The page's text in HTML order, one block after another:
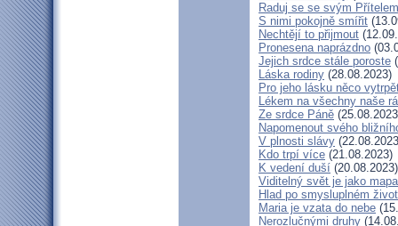
Raduj se se svým Přítelem
S nimi pokojně smířit
Nechtějí to přijmout
Pronesena naprázdno
Jejich srdce stále poroste
Láska rodiny (28.08.2023)
Pro jeho lásku něco
Lékem na všechny naše
Ze srdce Páně
Napomenout svého
V plnosti slávy
Kdo trpí více (21.08.2023)
K vedení duší (20.08.2023)
Viditelný svět je jako mapa
Hlad po smysluplném
Maria je vzata do nebe
Nerozlučnými druhy